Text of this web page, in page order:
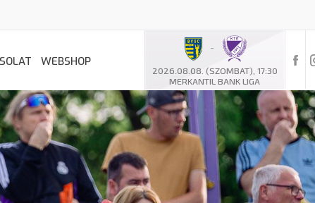
-
2026.08.08. (SZOMBAT), 17:30
MERKANTIL BANK LIGA
WEBSHOP